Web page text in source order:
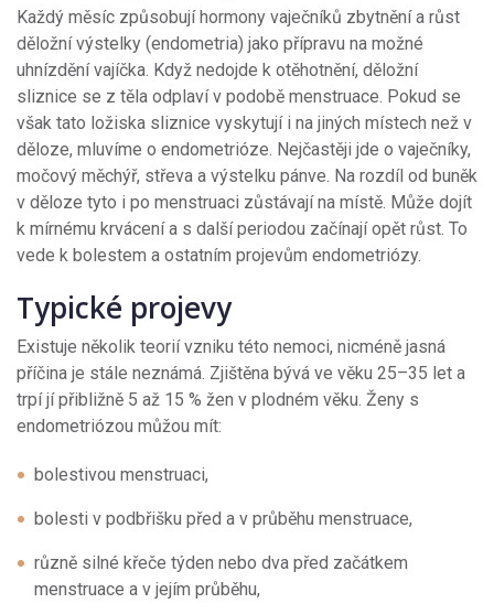
Každý měsíc způsobují hormony vaječníků zbytnění a růst
děložní výstelky (endometria) jako přípravu na možné
uhnízdění vajíčka. Když nedojde k otěhotnění, děložní
sliznice se z těla odplaví v podobě menstruace. Pokud se
však tato ložiska sliznice vyskytují i na jiných místech než v
děloze, mluvíme o endometrióze. Nejčastěji jde o vaječníky,
močový měchýř, střeva a výstelku pánve. Na rozdíl od buněk
v děloze tyto i po menstruaci zůstávají na místě. Může dojít
k mírnému krvácení a s další periodou začínají opět růst. To
vede k bolestem a ostatním projevům endometriózy.
Typické projevy
Existuje několik teorií vzniku této nemoci, nicméně jasná
příčina je stále neznámá. Zjištěna bývá ve věku 25–35 let a
trpí jí přibližně 5 až 15 % žen v plodném věku. Ženy s
endometriózou můžou mít:
bolestivou menstruaci,
bolesti v podbřišku před a v průběhu menstruace,
různě silné křeče týden nebo dva před začátkem
menstruace a v jejím průběhu,